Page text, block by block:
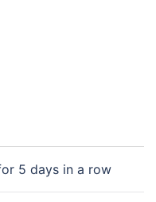
5 days in a row